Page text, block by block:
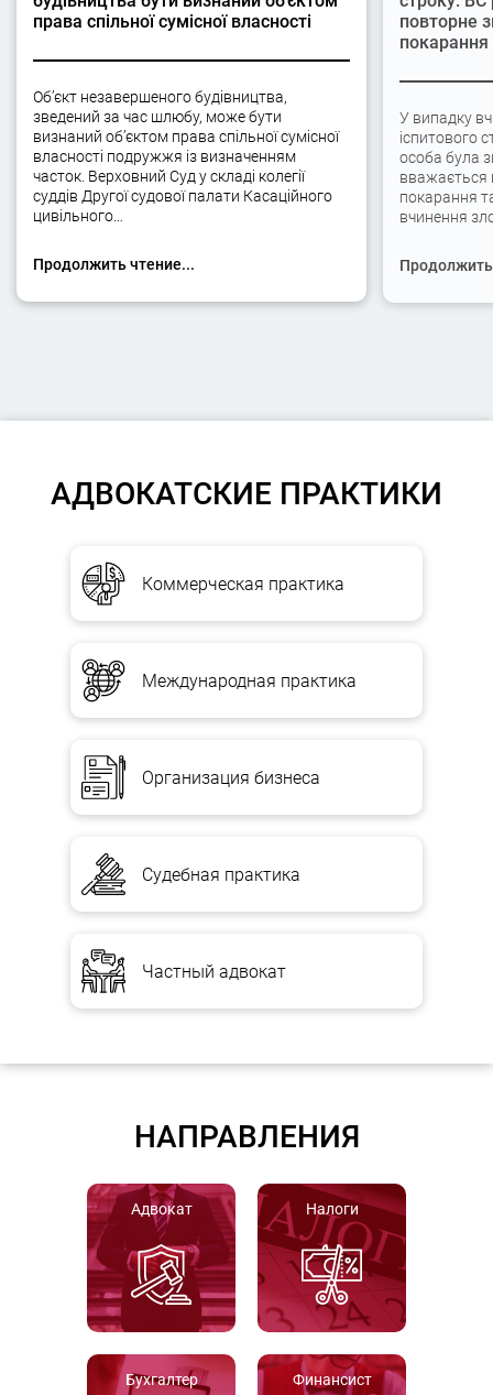
права спільної сумісної власності
Об’єкт незавершеного будівництва,
зведений за час шлюбу, може бути
визнаний об’єктом права спільної сумісної
власності подружжя із визначенням
часток. Верховний Суд у складі колегії
суддів Другої судової палати Касаційного
цивільного…
Продолжить чтение...
повторне
У випадку
іспитового
особа була
вважається
покарання
вчинення
АДВОКАТСКИЕ ПРАКТИКИ
Коммерческая практика
Международная практика
Организация бизнеса
Судебная практика
Частный адвокат
НАПРАВЛЕНИЯ
Адвокат Налоги
Бухгалтер Финансист